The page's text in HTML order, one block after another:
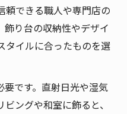
頼できる職人や専門店の
り台の収納性やデザイ
タイルに合ったものを選
です。直射日光や湿気
ングや和室に飾ると、